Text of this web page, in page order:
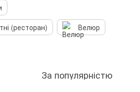
(ресторан)
Велюр
За популярністю